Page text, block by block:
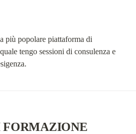
più popolare piattaforma di
tengo sessioni di consulenza e